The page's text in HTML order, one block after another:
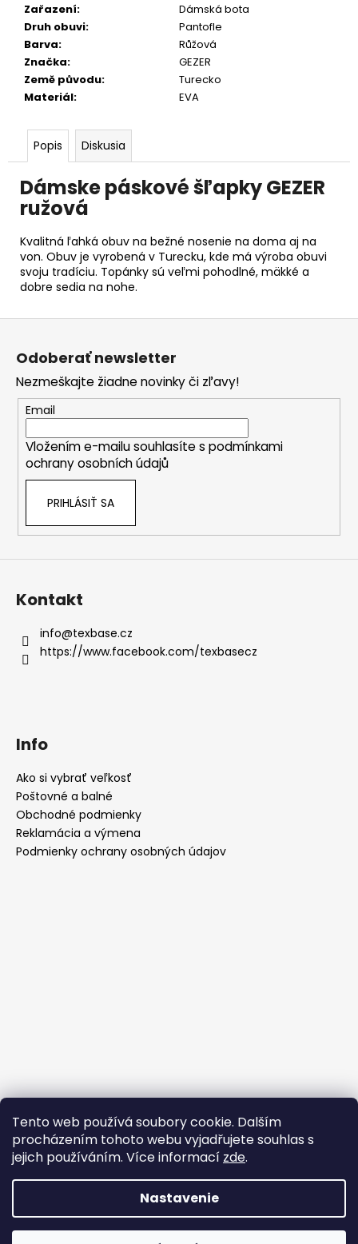
Tento web používá soubory cookie. Dalším
procházením tohoto webu vyjadřujete souhlas s
jejich používáním. Více informací zde.
Nastavenie
Zařazení:
Dámská bota
Druh obuvi:
Pantofle
Barva:
Růžová
Značka:
GEZER
Země původu:
Turecko
Materiál: EVA
Popis Diskusia
Dámske páskové šľapky GEZER
ružová
Kvalitná ľahká obuv na bežné nosenie na doma aj na
von. Obuv je vyrobená v Turecku, kde má výroba obuvi
svoju tradíciu. Topánky sú veľmi pohodlné, mäkké a
dobre sedia na nohe.
Odoberať newsletter
Nezmeškajte žiadne novinky či zľavy!
Email
Vložením e-mailu souhlasíte s podmínkami
ochrany osobních údajů
PRIHLÁSIŤ SA
Kontakt
info@texbase.cz
https://www.facebook.com/texbasecz
Info
Ako si vybrať veľkosť
Poštovné a balné
Obchodné podmienky
Reklamácia a výmena
Podmienky ochrany osobných údajov
Prijímame online platby